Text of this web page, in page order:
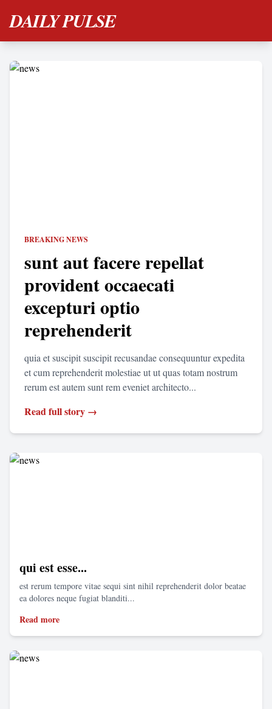
DAILY PULSE
BREAKING NEWS
sunt aut facere repellat
provident occaecati
excepturi optio
reprehenderit
quia et suscipit suscipit recusandae consequuntur expedita
et cum reprehenderit molestiae ut ut quas totam nostrum
rerum est autem sunt rem eveniet architecto...
Read full story →
qui est esse...
est rerum tempore vitae sequi sint nihil reprehenderit dolor beatae
ea dolores neque fugiat blanditi...
Read more